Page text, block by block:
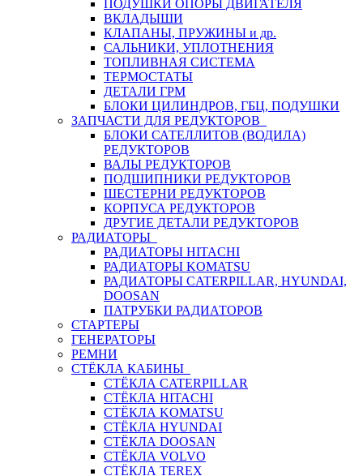
ПОДУШКИ ОПОРЫ ДВИГАТЕЛЯ
ВКЛАДЫШИ
КЛАПАНЫ, ПРУЖИНЫ и др.
САЛЬНИКИ, УПЛОТНЕНИЯ
ТОПЛИВНАЯ СИСТЕМА
ТЕРМОСТАТЫ
ДЕТАЛИ ГРМ
БЛОКИ ЦИЛИНДРОВ, ГБЦ, ПОДУШКИ
ЗАПЧАСТИ ДЛЯ РЕДУКТОРОВ
БЛОКИ САТЕЛЛИТОВ (ВОДИЛА)
РЕДУКТОРОВ
ВАЛЫ РЕДУКТОРОВ
ПОДШИПНИКИ РЕДУКТОРОВ
ШЕСТЕРНИ РЕДУКТОРОВ
КОРПУСА РЕДУКТОРОВ
ДРУГИЕ ДЕТАЛИ РЕДУКТОРОВ
РАДИАТОРЫ
РАДИАТОРЫ HITACHI
РАДИАТОРЫ KOMATSU
РАДИАТОРЫ CATERPILLAR, HYUNDAI,
DOOSAN
ПАТРУБКИ РАДИАТОРОВ
СТАРТЕРЫ
ГЕНЕРАТОРЫ
РЕМНИ
СТЁКЛА КАБИНЫ
СТЁКЛА CATERPILLAR
СТЁКЛА HITACHI
СТЁКЛА KOMATSU
СТЁКЛА HYUNDAI
СТЁКЛА DOOSAN
СТЁКЛА VOLVO
СТЁКЛА TEREX